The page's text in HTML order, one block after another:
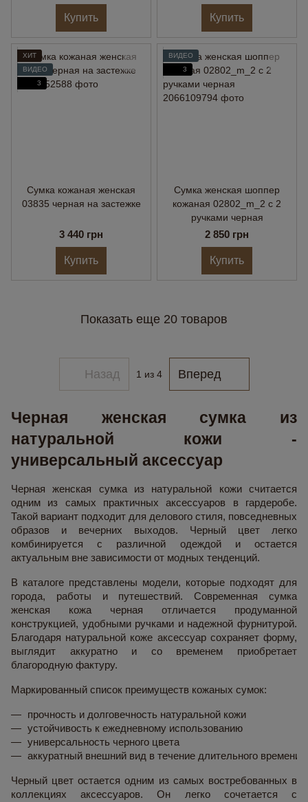
Купить Купить
ХИТ
ВИДЕО
3
Сумка кожаная женская
03835 черная на застежке
3 440 грн
Купить
ВИДЕО
3
Сумка женская шоппер
кожаная 02802_m_2 с 2
ручками черная
2 850 грн
Купить
Показать еще 20 товаров
Назад 1 из 4 Вперед
Черная женская сумка из
натуральной кожи -
универсальный аксессуар
Черная женская сумка из натуральной кожи считается
одним из самых практичных аксессуаров в гардеробе.
Такой вариант подходит для делового стиля, повседневных
образов и вечерних выходов. Черный цвет легко
комбинируется с различной одеждой и остается
актуальным вне зависимости от модных тенденций.
В каталоге представлены модели, которые подходят для
города, работы и путешествий. Современная сумка
женская кожа черная отличается продуманной
конструкцией, удобными ручками и надежной фурнитурой.
Благодаря натуральной коже аксессуар сохраняет форму,
выглядит аккуратно и со временем приобретает
благородную фактуру.
Маркированный список преимуществ кожаных сумок:
прочность и долговечность натуральной кожи
устойчивость к ежедневному использованию
универсальность черного цвета
аккуратный внешний вид в течение длительного времени
Черный цвет остается одним из самых востребованных в
коллекциях аксессуаров. Он легко сочетается с